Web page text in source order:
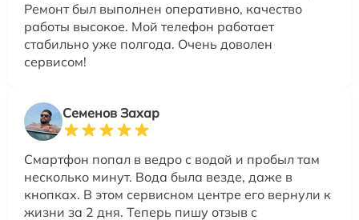
Ремонт был выполнен оперативно, качество
работы высокое. Мой телефон работает
стабильно уже полгода. Очень доволен
сервисом!
Семенов Захар
Смартфон попал в ведро с водой и пробыл там
несколько минут. Вода была везде, даже в
кнопках. В этом сервисном центре его вернули к
жизни за 2 дня. Теперь пишу отзыв с